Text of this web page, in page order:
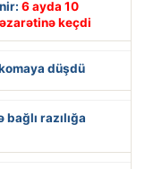
6 ayda 10
keçdi
düşdü
razılığa